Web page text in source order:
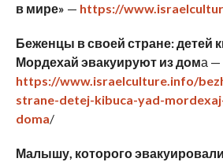
в мире» — https://
Беженцы в своей стране: детей
Мордехай эвакуируют из дома —
https://www.israelculture.info/
strane-detej-kibuca-yad-
doma/
Малышу, которого